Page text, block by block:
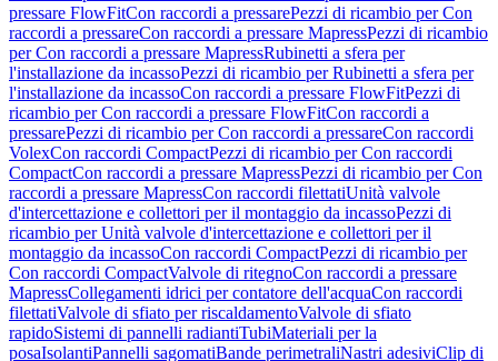
pressare FlowFitCon raccordi a pressarePezzi di ricambio per Con
raccordi a pressareCon raccordi a pressare MapressPezzi di ricambio
per Con raccordi a pressare MapressRubinetti a sfera per
l'installazione da incassoPezzi di ricambio per Rubinetti a sfera per
l'installazione da incassoCon raccordi a pressare FlowFitPezzi di
ricambio per Con raccordi a pressare FlowFitCon raccordi a
pressarePezzi di ricambio per Con raccordi a pressareCon raccordi
VolexCon raccordi CompactPezzi di ricambio per Con raccordi
CompactCon raccordi a pressare MapressPezzi di ricambio per Con
raccordi a pressare MapressCon raccordi filettatiUnità valvole
d'intercettazione e collettori per il montaggio da incassoPezzi di
ricambio per Unità valvole d'intercettazione e collettori per il
montaggio da incassoCon raccordi CompactPezzi di ricambio per
Con raccordi CompactValvole di ritegnoCon raccordi a pressare
MapressCollegamenti idrici per contatore dell'acquaCon raccordi
filettatiValvole di sfiato per riscaldamentoValvole di sfiato
rapidoSistemi di pannelli radiantiTubiMateriali per la
posaIsolantiPannelli sagomatiBande perimetraliNastri adesiviClip di